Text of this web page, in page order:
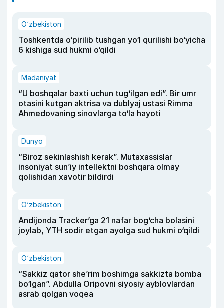
O‘zbekiston
Toshkentda o‘pirilib tushgan yo‘l qurilishi bo‘yicha
6 kishiga sud hukmi o‘qildi
Madaniyat
“U boshqalar baxti uchun tug‘ilgan edi”. Bir umr
otasini kutgan aktrisa va dublyaj ustasi Rimma
Ahmedovaning sinovlarga to‘la hayoti
Dunyo
“Biroz sekinlashish kerak”. Mutaxassislar
insoniyat sun’iy intellektni boshqara olmay
qolishidan xavotir bildirdi
O‘zbekiston
Andijonda Tracker’ga 21 nafar bog‘cha bolasini
joylab, YTH sodir etgan ayolga sud hukmi o‘qildi
O‘zbekiston
“Sakkiz qator she’rim boshimga sakkizta bomba
bo‘lgan”. Abdulla Oripovni siyosiy ayblovlardan
asrab qolgan voqea